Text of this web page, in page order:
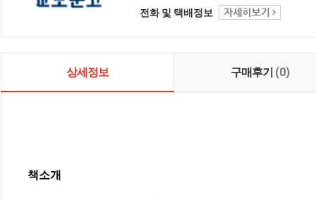
전화 및 택배정보
상세정보 구매후기 (0)
책소개